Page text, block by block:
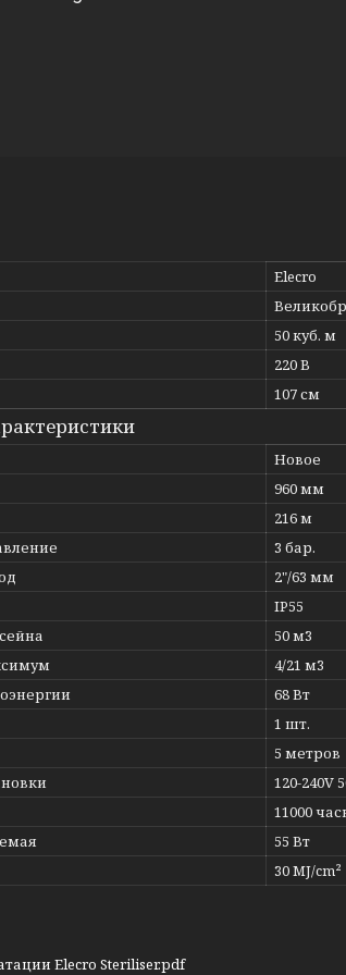
Elecro
50 куб. м
220 В
107 см
Новое
960 мм
216 м
3 бар.
2"/63 мм
IP55
50 м3
4/21 м3
68 Вт
1 шт.
5 метров
120-240V
11000
55 Вт
30 MJ/cm²
Elecro Steriliser.pdf